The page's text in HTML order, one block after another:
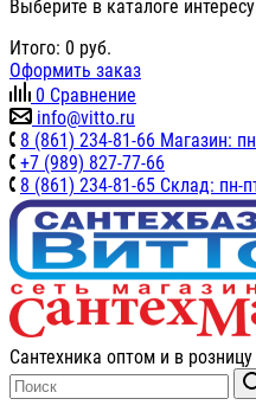
Выберите в каталоге
Итого: 0 руб.
Оформить заказ
0 Сравнение
info@vitto.ru
8 (861) 234-81-66 Магазин:
+7 (989) 827-77-66
8 (861) 234-81-65 Склад: пн-
Сантехника оптом и в